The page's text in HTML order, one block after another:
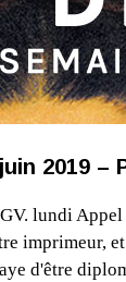
2019 –
lundi
imprimeur,
d'être